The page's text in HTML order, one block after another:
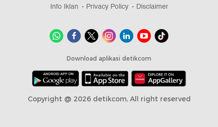
Info Iklan
Privacy Policy Disclaimer
Download aplikasi detikcom
Copyright @ 2026 detikcom, All right reserved